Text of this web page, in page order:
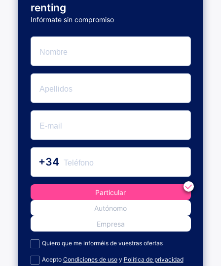
renting
Infórmate sin compromiso
+34
Particular
Autónomo
Empresa
Quiero que me informéis de vuestras ofertas
Acepto Condiciones de usoy Política de privacidad